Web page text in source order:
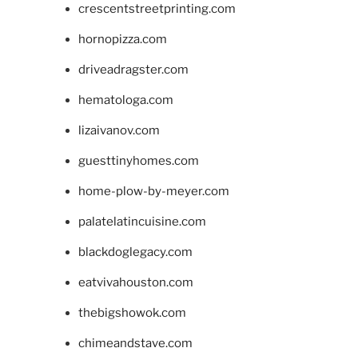
crescentstreetprinting.com
hornopizza.com
driveadragster.com
hematologa.com
lizaivanov.com
guesttinyhomes.com
home-plow-by-meyer.com
palatelatincuisine.com
blackdoglegacy.com
eatvivahouston.com
thebigshowok.com
chimeandstave.com